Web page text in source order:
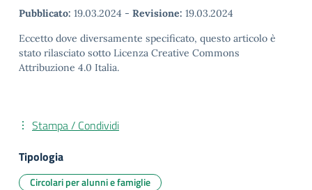
Pubblicato: 19.03.2024 - Revisione: 19.03.2024
Eccetto dove diversamente specificato, questo articolo è
stato rilasciato sotto Licenza Creative Commons
Attribuzione 4.0 Italia.
Stampa / Condividi
Tipologia
Circolari per alunni e famiglie